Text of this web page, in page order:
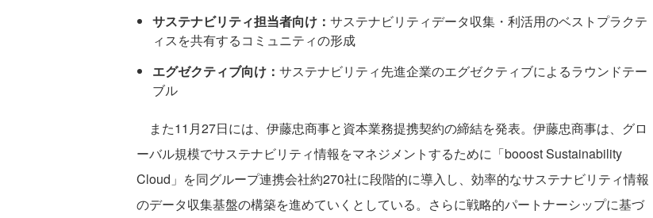
サステナビリティ担当者向け： サステナビリティデータ収集・利活用のベストプラクテ
ィスを共有するコミュニティの形成
エグゼクティブ向け： サステナビリティ先進企業のエグゼクティブによるラウンドテー
ブル
また11月27日には、伊藤忠商事と資本業務提携契約の締結を発表。伊藤忠商事は、グロ
ーバル規模でサステナビリティ情報をマネジメントするために「booost Sustainability
Cloud」を同グループ連携会社約270社に段階的に導入し、効率的なサステナビリティ情報
のデータ収集基盤の構築を進めていくとしている。さらに戦略的パートナーシップに基づ